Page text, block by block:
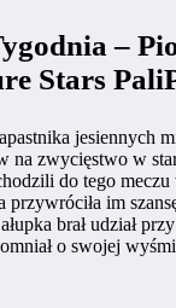
–
Stars
jesiennych
na zwycięstwo w
do tego
im
brał udział
o swojej